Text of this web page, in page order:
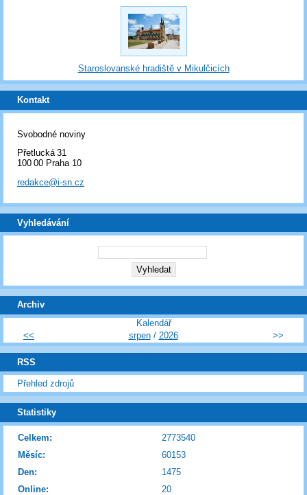
Staroslovanské hradiště v Mikulčicích
Kontakt
Svobodné noviny
Přetlucká 31
100 00 Praha 10
redakce@i-sn.cz
Vyhledávání
Archiv
Kalendář
<<
srpen/ 2026 >>
RSS
Přehled zdrojů
Statistiky
Online: 20
Celkem:
2773540
Měsíc:
60153
Den:
1475